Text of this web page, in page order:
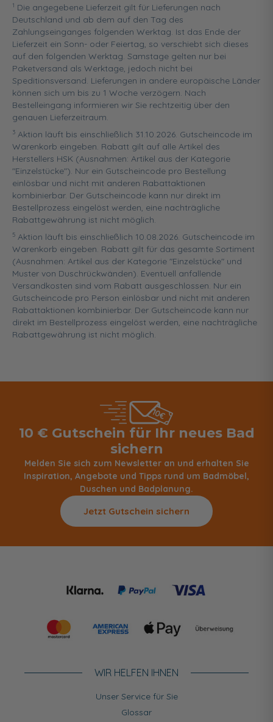
1 Die angegebene Lieferzeit gilt für Lieferungen nach
Deutschland und ab dem auf den Tag des
Zahlungseinganges folgenden Werktag. Ist das Ende der
Lieferzeit ein Sonn- oder Feiertag, so verschiebt sich dieses
auf den folgenden Werktag. Samstage gelten nur bei
Paketversand als Werktage, jedoch nicht bei
Speditionsversand. Lieferungen in andere europäische Länder
können sich um bis zu 1 Woche verzögern. Nach
Bestelleingang informieren wir Sie rechtzeitig über den
genauen Lieferzeitraum.
3 Aktion läuft bis einschließlich 31.10.2026. Gutscheincode im
Warenkorb eingeben. Rabatt gilt auf alle Artikel des
Herstellers HSK (Ausnahmen: Artikel aus der Kategorie
"Einzelstücke"). Nur ein Gutscheincode pro Bestellung
einlösbar und nicht mit anderen Rabattaktionen
kombinierbar. Der Gutscheincode kann nur direkt im
Bestellprozess eingelöst werden, eine nachträgliche
Rabattgewährung ist nicht möglich.
5 Aktion läuft bis einschließlich 10.08.2026. Gutscheincode im
Warenkorb eingeben. Rabatt gilt für das gesamte Sortiment
(Ausnahmen: Artikel aus der Kategorie "Einzelstücke" und
Muster von Duschrückwänden). Eventuell anfallende
Versandkosten sind vom Rabatt ausgeschlossen. Nur ein
Gutscheincode pro Person einlösbar und nicht mit anderen
Rabattaktionen kombinierbar. Der Gutscheincode kann nur
direkt im Bestellprozess eingelöst werden, eine nachträgliche
Rabattgewährung ist nicht möglich.
10 € Gutschein für Ihr neues Bad
sichern
Melden Sie sich zum Newsletter an und erhalten Sie
Inspiration, Angebote und Tipps rund um Badmöbel,
Duschen und Badplanung.
Jetzt Gutschein sichern
WIR HELFEN IHNEN
Unser Service für Sie
Glossar